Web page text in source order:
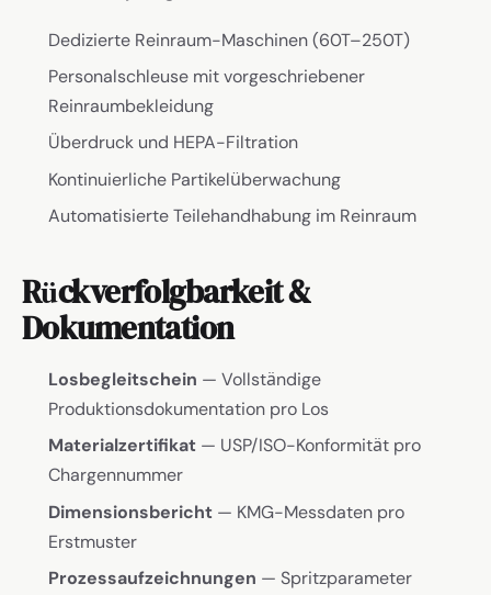
Dedizierte Reinraum-Maschinen (60T–250T)
Personalschleuse mit vorgeschriebener
Reinraumbekleidung
Überdruck und HEPA-Filtration
Kontinuierliche Partikelüberwachung
Automatisierte Teilehandhabung im Reinraum
Rückverfolgbarkeit &
Dokumentation
Losbegleitschein — Vollständige
Produktionsdokumentation pro Los
Materialzertifikat — USP/ISO-Konformität pro
Chargennummer
Dimensionsbericht — KMG-Messdaten pro
Erstmuster
Prozessaufzeichnungen — Spritzparameter